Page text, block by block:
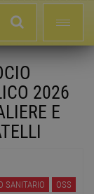
2026
E
SANITARIO OSS